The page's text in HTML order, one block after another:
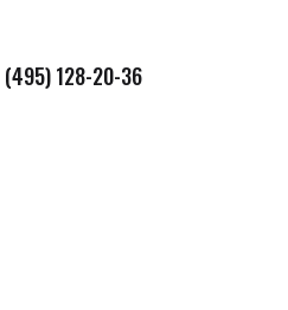
(495) 128-20-36